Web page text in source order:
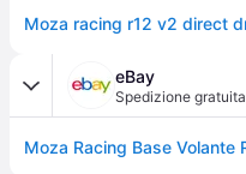
eBay
Spedizione gratuita